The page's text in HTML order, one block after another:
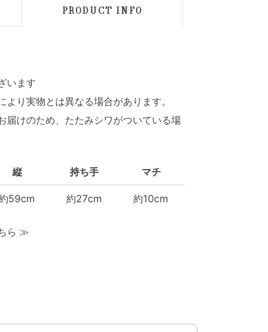
PRODUCT INFO
います
より実物とは異なる場合があります。
届けのため、たたみシワがついている場
縦 持ち手 マチ
59cm 約27cm 約10cm
ら ≫